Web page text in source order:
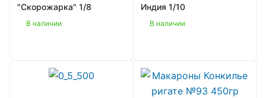
"Скорожарка" 1/8
В наличии
Индия 1/10
В наличии